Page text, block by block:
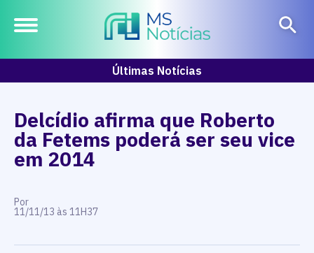
Últimas Notícias
Delcídio afirma que Roberto
da Fetems poderá ser seu vice
em 2014
Por
11/11/13 às 11H37